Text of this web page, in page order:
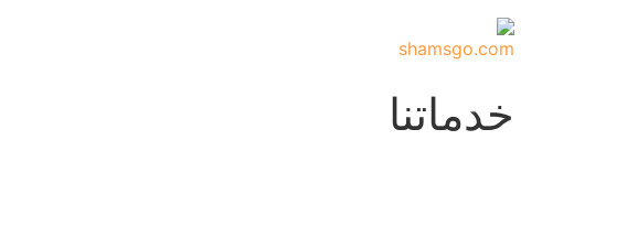
خدماتنا